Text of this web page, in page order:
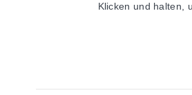
Klicken und halten,